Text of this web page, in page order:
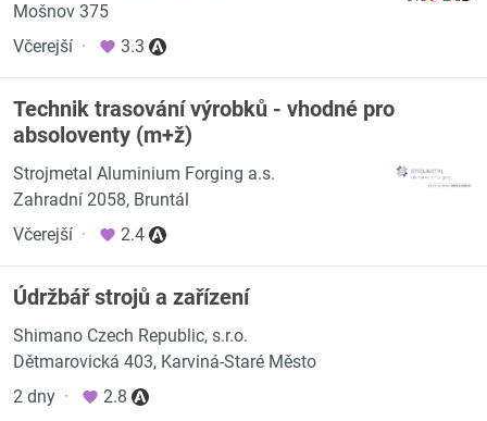
Mošnov 375
Včerejší · 3.3
Technik trasování výrobků - vhodné pro
absoloventy (m+ž)
Strojmetal Aluminium Forging a.s.
Zahradní 2058, Bruntál
Včerejší · 2.4
Údržbář strojů a zařízení
Shimano Czech Republic, s.r.o.
Dětmarovická 403, Karviná-Staré Město
2 dny · 2.8